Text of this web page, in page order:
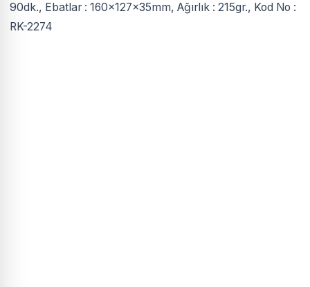
90dk., Ebatlar : 160x127x35mm, Ağırlık : 215gr., Kod No :
RK-2274